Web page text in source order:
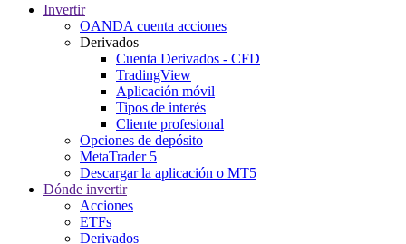
Invertir
OANDA cuenta acciones
Derivados
Cuenta Derivados - CFD
TradingView
Aplicación móvil
Tipos de interés
Cliente profesional
Opciones de depósito
MetaTrader 5
Descargar la aplicación o MT5
Dónde invertir
Acciones
ETFs
Derivados